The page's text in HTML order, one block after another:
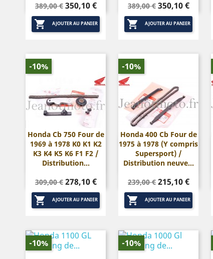
Prix
de
base
389,00 € Prix
350,10 €
 AJOUTER AU PANIER
Prix
de
base
389,00 € Prix
350,10 €
 AJOUTER AU PANIER
Honda Cb 750 Four de
1969 à 1978 K0 K1 K2
K3 K4 K5 K6 F1 F2 /
Distribution...
Prix
de
base
309,00 € Prix
278,10 €
 AJOUTER AU PANIER
-10%
Aperçu rapide
Honda 400 Cb Four de
1975 à 1978 (Y compris
Supersport) /
Distribution neuve...
Prix
de
base
239,00 € Prix
215,10 €
 AJOUTER AU PANIER
-10%
Aperçu rapide
-10% -10%